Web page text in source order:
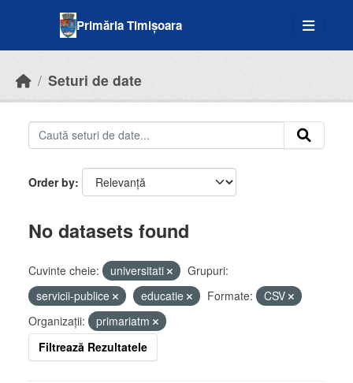
Primăria Timișoara
Seturi de date
Order by
No datasets found
Cuvinte cheie: universitati
Grupuri:
servicii-publice
educatie Formate:
CSV
Organizații:
primariatm
Filtrează Rezultatele